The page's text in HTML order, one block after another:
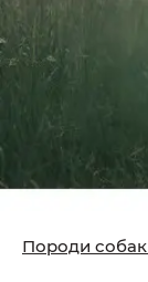
Породи собак